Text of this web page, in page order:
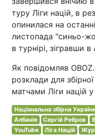
туру Ліги націй, в
опинилася на
листопада "синьо-
в турнірі, зігравши в
Як повідомляв
розклади для
матчами Ліги націй у
Національна збірна
Албанія
Сергій Ребров
YouTube
Ліга Націй